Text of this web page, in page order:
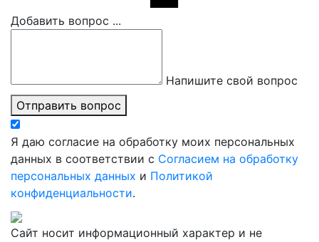
Добавить вопрос ...
Напишите свой вопрос
Отправить вопрос
Я даю согласие на обработку моих персональных
данных в соответствии с Согласием на обработку
персональных данных и Политикой
конфиденциальности.
Сайт носит информационный характер и не